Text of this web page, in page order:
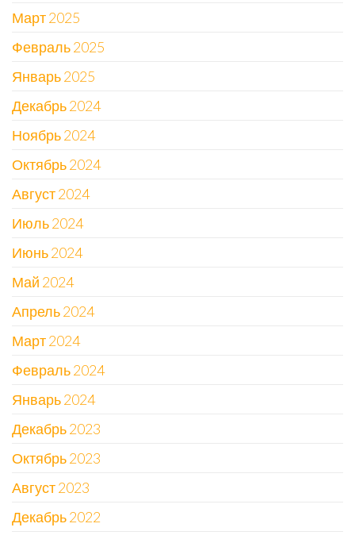
Март 2025
Февраль 2025
Январь 2025
Декабрь 2024
Ноябрь 2024
Октябрь 2024
Август 2024
Июль 2024
Июнь 2024
Май 2024
Апрель 2024
Март 2024
Февраль 2024
Январь 2024
Декабрь 2023
Октябрь 2023
Август 2023
Декабрь 2022